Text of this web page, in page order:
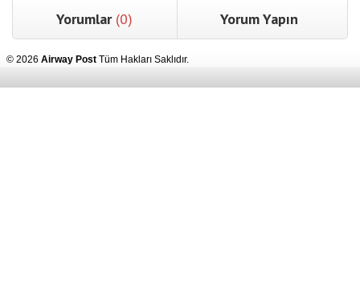
Yorumlar (0) Yorum Yapın
© 2026 Airway Post Tüm Hakları Saklıdır.